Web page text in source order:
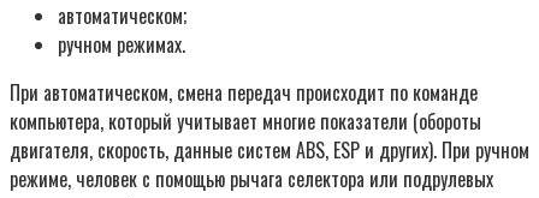
автоматическом;
ручном режимах.
При автоматическом, смена передач происходит по команде
компьютера, который учитывает многие показатели (обороты
двигателя, скорость, данные систем ABS, ESP и других). При ручном
режиме, человек с помощью рычага селектора или подрулевых